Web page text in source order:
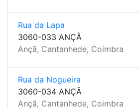
Rua da Lapa
3060-033 ANÇÃ
Ançã, Cantanhede, Coimbra
Rua da Nogueira
3060-034 ANÇÃ
Ançã, Cantanhede, Coimbra